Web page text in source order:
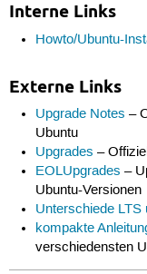
Interne Links
Howto/Ubuntu-
Externe Links
Upgrade Notes –
Ubuntu
Upgrades –
EOLUpgrades –
Ubuntu-Versionen
Unterschiede LTS
kompakte
verschiedensten